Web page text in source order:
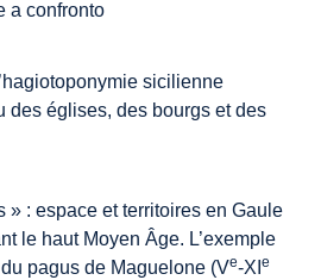
a confronto
sicilienne
des églises, des bourgs et des
» : espace et territoires en Gaule
le haut Moyen Âge. L’exemple
pagus de Maguelone (Ve-XIe